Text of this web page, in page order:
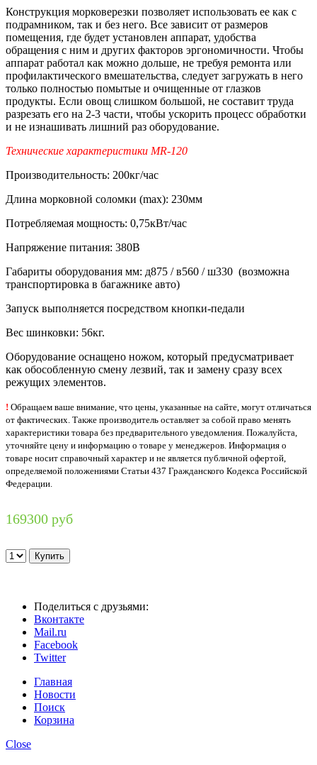
Конструкция морковерезки позволяет использовать ее как с
подрамником, так и без него. Все зависит от размеров
помещения, где будет установлен аппарат, удобства
обращения с ним и других факторов эргономичности. Чтобы
аппарат работал как можно дольше, не требуя ремонта или
профилактического вмешательства, следует загружать в него
только полностью помытые и очищенные от глазков
продукты. Если овощ слишком большой, не составит труда
разрезать его на 2-3 части, чтобы ускорить процесс обработки
и не изнашивать лишний раз оборудование.
Технические характеристики MR-120
Производительность: 200кг/час
Длина морковной соломки (max): 230мм
Потребляемая мощность: 0,75кВт/час
Напряжение питания: 380В
Габариты оборудования мм: д875 / в560 / ш330 (возможна
транспортировка в багажнике авто)
Запуск выполняется посредством кнопки-педали
Вес шинковки: 56кг.
Оборудование оснащено ножом, который предусматривает
как обособленную смену лезвий, так и замену сразу всех
режущих элементов.
! Обращаем ваше внимание, что цены, указанные на сайте, могут отличаться
от фактических. Также производитель оставляет за собой право менять
характеристики товара без предварительного уведомления. Пожалуйста,
уточняйте цену и информацию о товаре у менеджеров. Информация о
товаре носит справочный характер и не является публичной офертой,
определяемой положениями Статьи 437 Гражданского Кодекса Российской
Федерации.
169300 руб
Поделиться с друзьями:
Вконтакте
Mail.ru
Facebook
Twitter
Главная
Новости
Поиск
Корзина
Close